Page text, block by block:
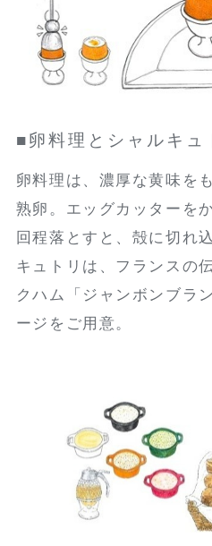
■卵料理とシャルキュ
卵料理は、濃厚な黄味を
熟卵。エッグカッターを
回程落とすと、殻に切れ
キュトリは、フランスの
クハム「ジャンボンブラ
ージをご用意。